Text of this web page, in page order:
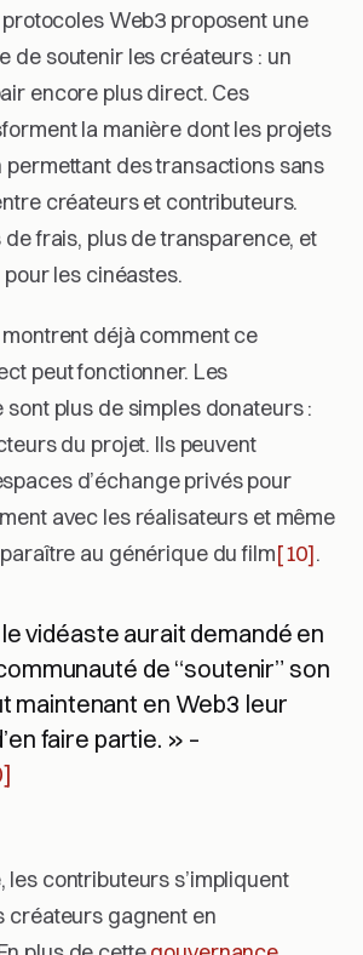
Web3 proposent une
de soutenir les créateurs : un
encore plus direct. Ces
la manière dont les projets
permettant des transactions sans
créateurs et contributeurs.
de frais, plus de transparence, et
les cinéastes.
déjà comment ce
peut fonctionner. Les
plus de simples donateurs :
du projet. Ils peuvent
d’échange privés pour
avec les réalisateurs et même
au générique du film[10].
vidéaste aurait demandé en
de “soutenir” son
maintenant en Web3 leur
faire partie. » –
les contributeurs s’impliquent
créateurs gagnent en